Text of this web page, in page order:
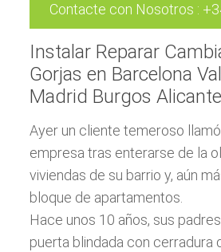
Contacte con Nosotros :
Instalar Reparar
Gorjas en Barcelona
Madrid Burgos Alicante
Ayer un cliente temeroso
empresa tras enterarse de la
viviendas de su barrio y, aún
bloque de apartamentos.
Hace unos 10 años, sus
puerta blindada con cerradura